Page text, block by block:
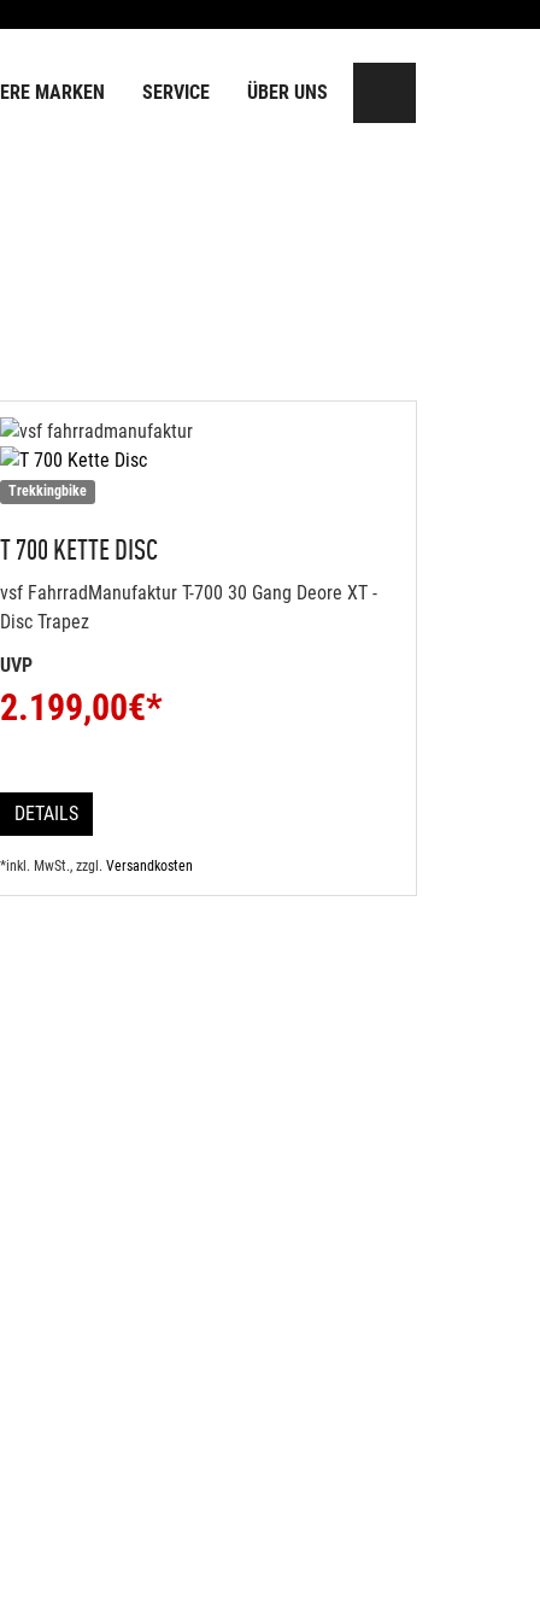
MARKEN SERVICE ÜBER UNS
Trekkingbike
T 700 KETTE DISC
vsf FahrradManufaktur T-700 30 Gang Deore XT -
Disc Trapez
UVP
2.199,00€*
DETAILS
*inkl. MwSt., zzgl. Versandkosten